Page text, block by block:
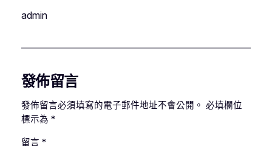
admin
發佈留言
發佈留言必須填寫的電子郵件地址不會公開。 必填欄位
標示為 *
留言 *